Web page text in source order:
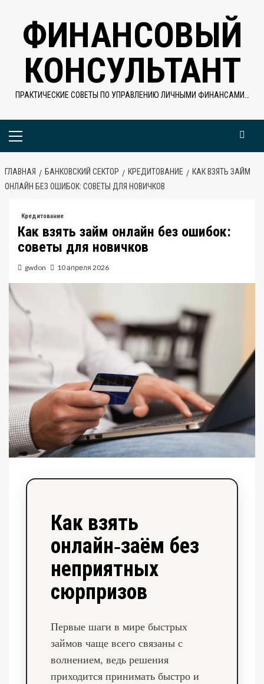
содержимому
ФИНАНСОВЫЙ
КОНСУЛЬТАНТ
ПРАКТИЧЕСКИЕ СОВЕТЫ ПО УПРАВЛЕНИЮ ЛИЧНЫМИ ФИНАНСАМИ…
Основное
ГЛАВНАЯ БАНКОВСКИЙ СЕКТОР КРЕДИТОВАНИЕ
КАК ВЗЯТЬ ЗАЙМ
ОНЛАЙН БЕЗ ОШИБОК: СОВЕТЫ ДЛЯ НОВИЧКОВ
Кредитование
Как взять займ онлайн без ошибок:
советы для новичков
gwdon 10 апреля 2026
Как взять
онлайн‑заём без
неприятных
сюрпризов
Первые шаги в мире быстрых
займов чаще всего связаны с
волнением, ведь решения
приходится принимать быстро и